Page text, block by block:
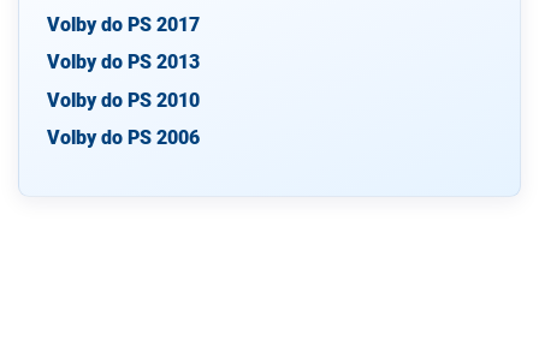
Volby do PS 2017
Volby do PS 2013
Volby do PS 2010
Volby do PS 2006